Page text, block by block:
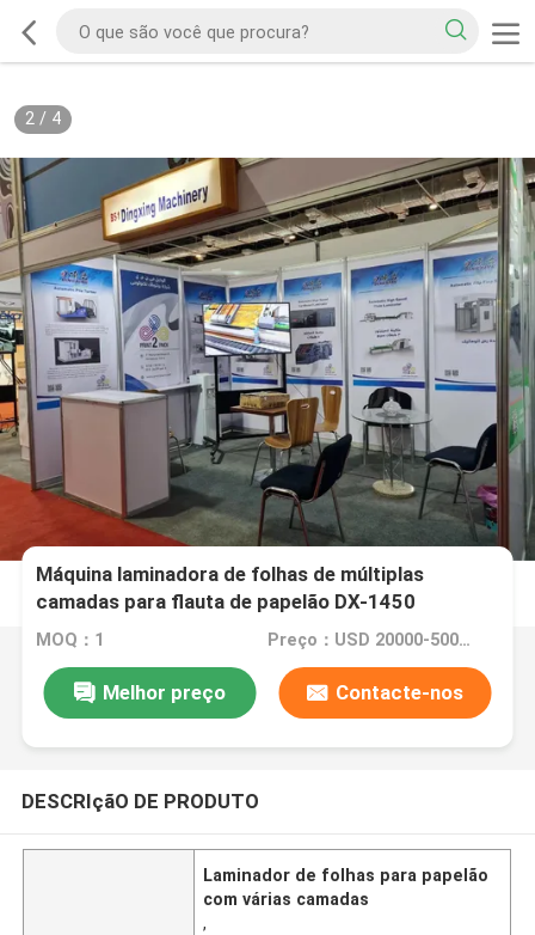
2/ 4
Máquina laminadora de folhas de múltiplas
camadas para flauta de papelão DX-1450
MOQ：1 Preço：USD 20000-50000/SET
Melhor preço Contacte-nos
DESCRIçãO DE PRODUTO
Laminador de folhas para papelão
com várias camadas
,